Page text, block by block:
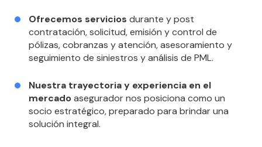
Ofrecemos servicios durante y post
contratación, solicitud, emisión y control de
pólizas, cobranzas y atención, asesoramiento y
seguimiento de siniestros y análisis de PML.
Nuestra trayectoria y experiencia en el
mercadoasegurador nos posiciona como un
socio estratégico, preparado para brindar una
solución integral.